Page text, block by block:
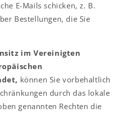
E-Mails schicken, z. B.
Bestellungen, die Sie
im Vereinigten
können Sie vorbehaltlich
durch das lokale
genannten Rechten die